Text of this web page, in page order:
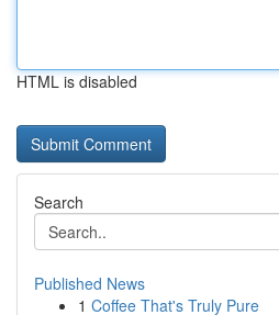
HTML is disabled
Search
Published News
1 Coffee That's Truly Pure